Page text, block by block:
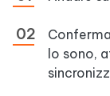
lo sono,